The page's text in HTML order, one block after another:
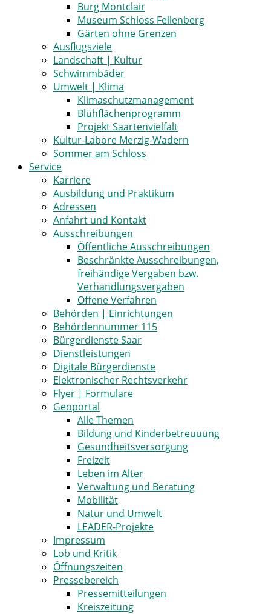
Burg Montclair
Museum Schloss Fellenberg
Gärten ohne Grenzen
Ausflugsziele
Landschaft | Kultur
Schwimmbäder
Umwelt | Klima
Klimaschutzmanagement
Blühflächenprogramm
Projekt Saartenvielfalt
Kultur-Labore Merzig-Wadern
Sommer am Schloss
Service
Karriere
Ausbildung und Praktikum
Adressen
Anfahrt und Kontakt
Ausschreibungen
Öffentliche Ausschreibungen
Beschränkte Ausschreibungen,
freihändige Vergaben bzw.
Verhandlungsvergaben
Offene Verfahren
Behörden | Einrichtungen
Behördennummer 115
Bürgerdienste Saar
Dienstleistungen
Digitale Bürgerdienste
Elektronischer Rechtsverkehr
Flyer | Formulare
Geoportal
Alle Themen
Bildung und Kinderbetreuuung
Gesundheitsversorgung
Freizeit
Leben im Alter
Verwaltung und Beratung
Mobilität
Natur und Umwelt
LEADER-Projekte
Impressum
Lob und Kritik
Öffnungszeiten
Pressebereich
Pressemitteilungen
Kreiszeitung